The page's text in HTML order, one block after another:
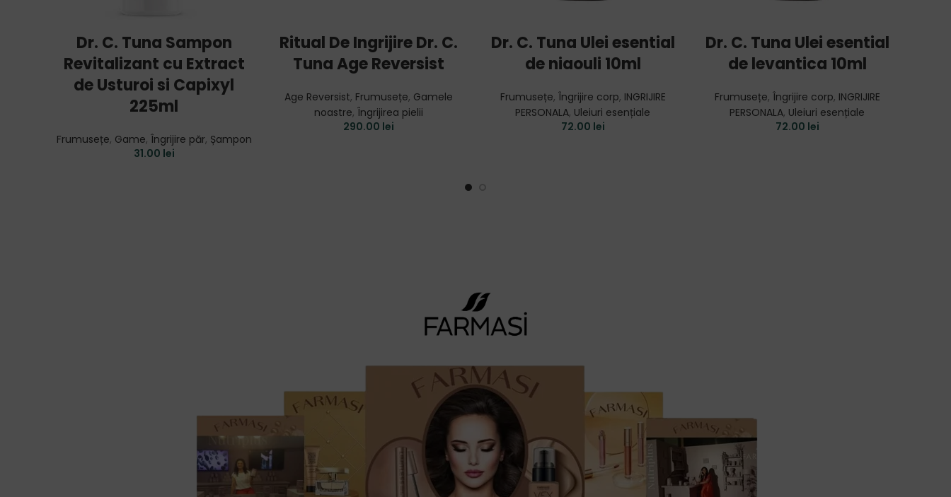
Dr. C. Tuna Sampon
Revitalizant cu Extract
de Usturoi si Capixyl
225ml
Frumusețe, Game, Îngrijire păr, Șampon
31.00 lei
READ MORE
Ritual De Ingrijire Dr. C.
Tuna Age Reversist
Age Reversist, Frumusețe, Gamele
noastre, Îngrijirea pielii
290.00 lei
ADD TO CART
Dr. C. Tuna Ulei esential
de niaouli 10ml
Frumusețe, Îngrijire corp, INGRIJIRE
PERSONALA, Uleiuri esențiale
72.00 lei
ADD TO CART
Dr. C. Tuna Ulei esential
de levantica 10ml
Frumusețe, Îngrijire corp, INGRIJIRE
PERSONALA, Uleiuri esențiale
72.00 lei